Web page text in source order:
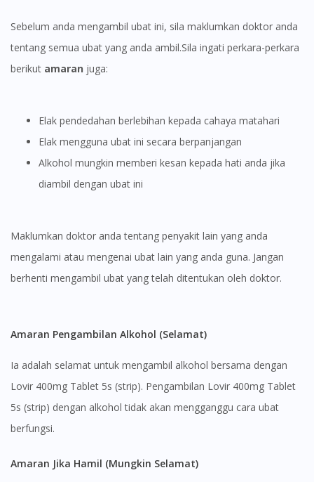
Sebelum anda mengambil ubat ini, sila maklumkan doktor anda
tentang semua ubat yang anda ambil.Sila ingati perkara-perkara
berikut amaran juga:
Elak pendedahan berlebihan kepada cahaya matahari
Elak mengguna ubat ini secara berpanjangan
Alkohol mungkin memberi kesan kepada hati anda jika
diambil dengan ubat ini
Maklumkan doktor anda tentang penyakit lain yang anda
mengalami atau mengenai ubat lain yang anda guna. Jangan
berhenti mengambil ubat yang telah ditentukan oleh doktor.
Amaran Pengambilan Alkohol (Selamat)
Ia adalah selamat untuk mengambil alkohol bersama dengan
Lovir 400mg Tablet 5s (strip). Pengambilan Lovir 400mg Tablet
5s (strip) dengan alkohol tidak akan mengganggu cara ubat
berfungsi.
Amaran Jika Hamil (Mungkin Selamat)